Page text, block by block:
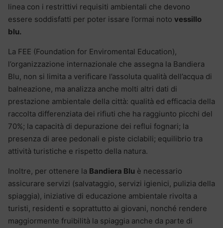
linea con i restrittivi requisiti ambientali che devono
essere soddisfatti per poter issare l’ormai noto vessillo
blu.
La FEE (Foundation for Enviromental Education),
l’organizzazione internazionale che assegna la Bandiera
Blu, non si limita a verificare l’assoluta qualità dell’acqua di
balneazione, ma analizza anche molti altri dati di
prestazione ambientale della città: qualità ed efficacia della
raccolta differenziata dei rifiuti che ha raggiunto picchi del
70%; la capacità di depurazione dei reflui fognari; la
presenza di aree pedonali e piste ciclabili; equilibrio tra
attività turistiche e rispetto della natura.
Inoltre, per ottenere la Bandiera Blu è necessario
assicurare servizi (salvataggio, servizi igienici, pulizia della
spiaggia), iniziative di educazione ambientale rivolta a
turisti, residenti e soprattutto ai giovani, nonché rendere
maggiormente fruibilità la spiaggia anche da parte di